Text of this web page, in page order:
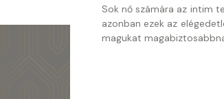
Sok nő számára az intim
azonban ezek az
magukat